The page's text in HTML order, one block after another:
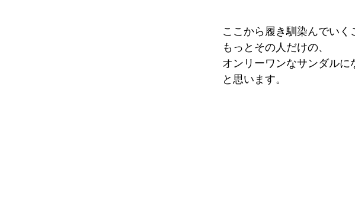
ここから履き馴染んでいく
もっとその人だけの、
オンリーワンなサンダルに
と思います。